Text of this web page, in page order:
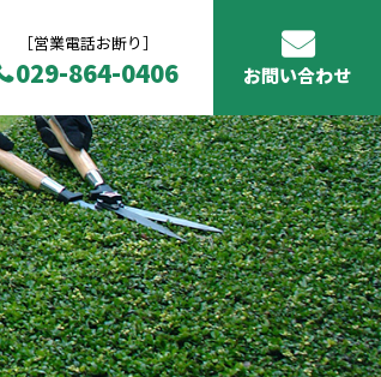
［営業電話お断り］
029-864-0406 お問い合わせ